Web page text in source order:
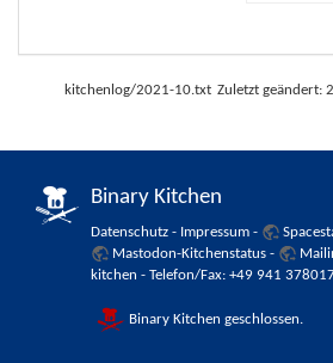
kitchenlog/2021-10.txt Zuletzt geändert:
Binary Kitchen
Datenschutz - Impressum -
Mastodon-Kitchenstatus -
kitchen - Telefon/Fax: +49 941
Binary Kitchen geschlossen.